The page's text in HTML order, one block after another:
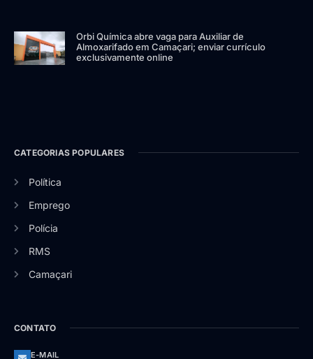
Orbi Química abre vaga para Auxiliar de
Almoxarifado em Camaçari; enviar currículo
exclusivamente online
CATEGORIAS POPULARES
Política
Emprego
Polícia
RMS
Camaçari
CONTATO
E-MAIL